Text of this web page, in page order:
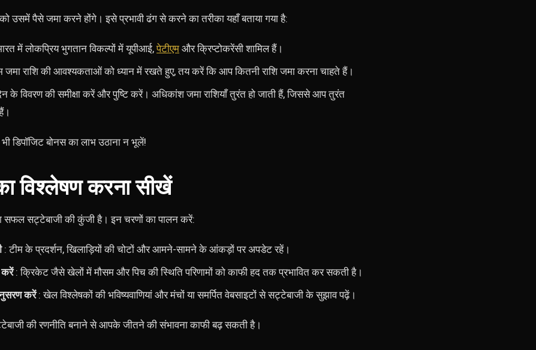
उसमें पैसे जमा करने होंगे। इसे प्रभावी ढंग से करने का तरीका यहाँ बताया गया है:
में लोकप्रिय भुगतान विकल्पों में यूपीआई,पेटीएम और क्रिप्टोकरेंसी शामिल हैं।
जमा राशि की आवश्यकताओं को ध्यान में रखते हुए, तय करें कि आप कितनी राशि जमा करना चाहते हैं।
के विवरण की समीक्षा करें और पुष्टि करें। अधिकांश जमा राशियाँ तुरंत हो जाती हैं, जिससे आप तुरंत
भी डिपॉजिट बोनस का लाभ उठाना न भूलें!
विश्लेषण करना सीखें
सफल सट्टेबाजी की कुंजी है। इन चरणों का पालन करें:
: टीम के प्रदर्शन, खिलाड़ियों की चोटों और आमने-सामने के आंकड़ों पर अपडेट रहें।
करें: क्रिकेट जैसे खेलों में मौसम और पिच की स्थिति परिणामों को काफी हद तक प्रभावित कर सकती है।
करें: खेल विश्लेषकों की भविष्यवाणियां और मंचों या समर्पित वेबसाइटों से सट्टेबाजी के सुझाव पढ़ें।
की रणनीति बनाने से आपके जीतने की संभावना काफी बढ़ सकती है।